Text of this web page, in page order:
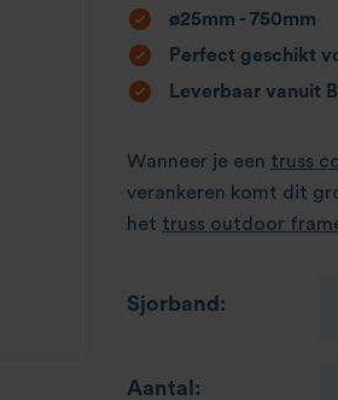
ø25mm - 750mm
Perfect geschikt
Leverbaar vanuit
Wanneer je een truss
verankeren komt dit
het truss outdoor
Sjorband:
Aantal: